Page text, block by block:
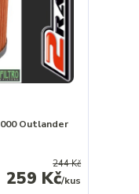
Outlander
244 Kč
259 Kč/kus